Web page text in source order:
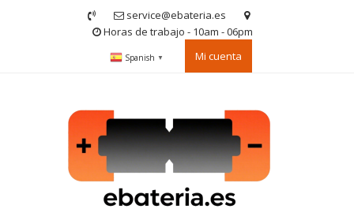
service@ebateria.es
Horas de trabajo - 10am - 06pm
Spanish ▼ Mi cuenta